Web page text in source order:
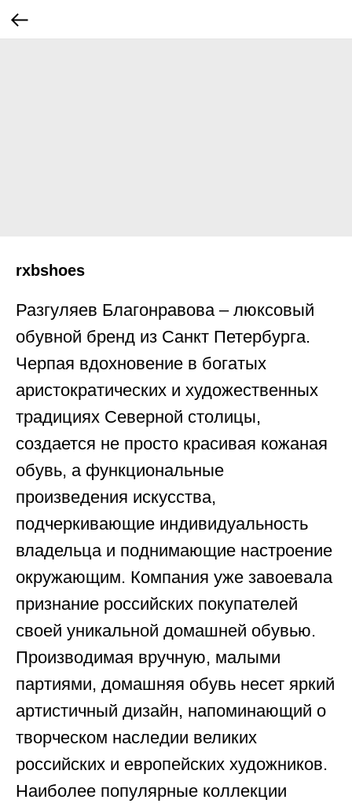
rxbshoes
Разгуляев Благонравова – люксовый
обувной бренд из Санкт Петербурга.
Черпая вдохновение в богатых
аристократических и художественных
традициях Северной столицы,
создается не просто красивая кожаная
обувь, а функциональные
произведения искусства,
подчеркивающие индивидуальность
владельца и поднимающие настроение
окружающим. Компания уже завоевала
признание российских покупателей
своей уникальной домашней обувью.
Производимая вручную, малыми
партиями, домашняя обувь несет яркий
артистичный дизайн, напоминающий о
творческом наследии великих
российских и европейских художников.
Наиболее популярные коллекции